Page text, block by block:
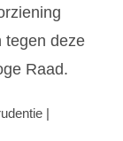
tegen deze
Raad.
|